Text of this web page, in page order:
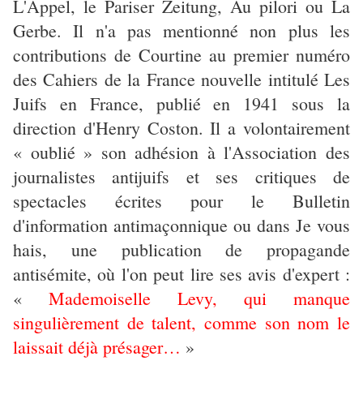
L'Appel, le Pariser Zeitung, Au pilori ou La
Gerbe. Il n'a pas mentionné non plus les
contributions de Courtine au premier numéro
des Cahiers de la France nouvelle intitulé Les
Juifs en France, publié en 1941 sous la
direction d'Henry Coston. Il a volontairement
« oublié » son adhésion à l'Association des
journalistes antijuifs et ses critiques de
spectacles écrites pour le Bulletin
d'information antimaçonnique ou dans Je vous
hais, une publication de propagande
antisémite, où l'on peut lire ses avis d'expert :
« Mademoiselle Levy, qui manque
singulièrement de talent, comme son nom le
laissait déjà présager… »